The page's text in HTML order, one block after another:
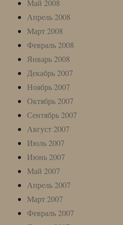
Май 2008
Апрель 2008
Март 2008
Февраль 2008
Январь 2008
Декабрь 2007
Ноябрь 2007
Октябрь 2007
Сентябрь 2007
Август 2007
Июль 2007
Июнь 2007
Май 2007
Апрель 2007
Март 2007
Февраль 2007